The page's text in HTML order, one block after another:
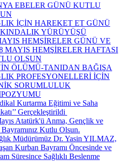
EBELER GÜNÜ KUTLU
İÇİN HAREKET ET GÜNÜ
YÜRÜYÜŞÜ
HEMŞİRELER GÜNÜ VE
MAYIS HEMŞİRELER HAFTASI
OLSUN
ÖLÜMÜ-TANIDAN BAĞIŞA
PROFESYONELLERİ İÇİN
SORUMLULUK
Kurtarma Eğitimi ve Saha
Gerçekleştirildi
Atatürk'ü Anma, Gençlik ve
Bayramınız Kutlu Olsun.
Müdürümüz Dr. Yasin YILMAZ,
Kurban Bayramı Öncesinde ve
Süresince Sağlıklı Beslenme